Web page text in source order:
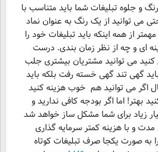
و جلوه تبلیغات شما باید متناسب با
می توانید از یک رنگ به عنوان نماد
از همه اینکه باید تبلیغات خود را
ای و چه از نظر زمان بندی. درست
کنید می توانید مشتریان بیشتری جلب
گهی تند گهی خسته رفت بلکه باید
اگر می توانید هم خوب هزینه کنید
بهتر! اما اگر بودجه کافی ندارید و
زیاد برای شما مشکل ساز خواهد شد
و با هزینه کمتر سرمایه گذاری
به صورت یکجا صرف تبلیغات کوتاه